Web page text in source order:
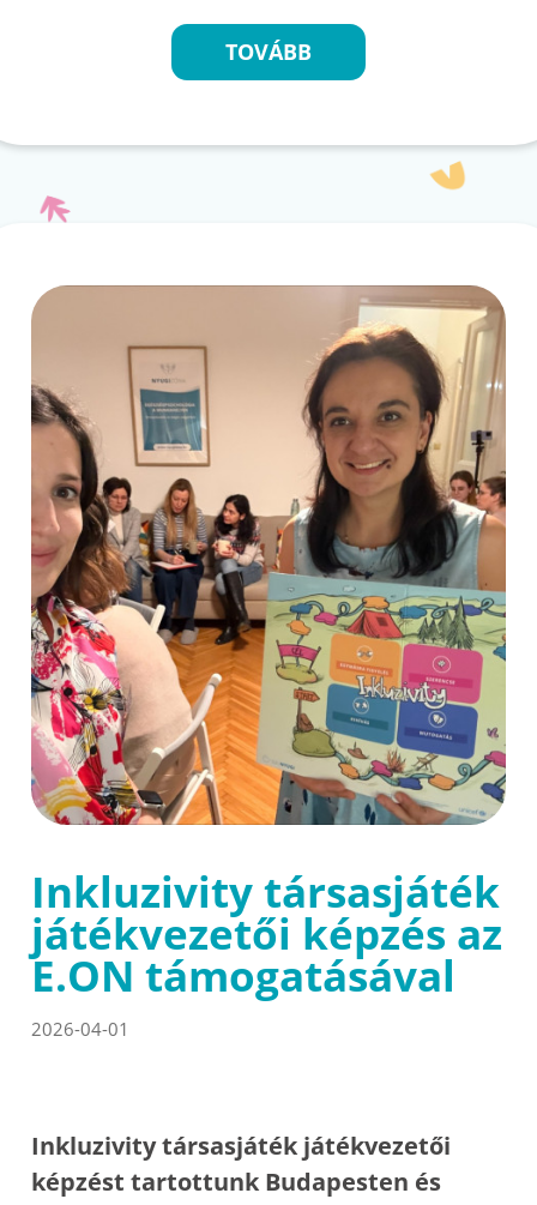
TOVÁBB
Inkluzivity társasjáték
játékvezetői képzés az
E.ON támogatásával
2026-04-01
Inkluzivity társasjáték játékvezetői
képzést tartottunk Budapesten és